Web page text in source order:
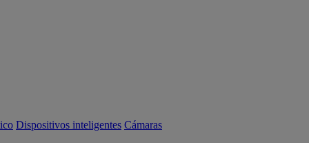
Dispositivos inteligentes Cámaras